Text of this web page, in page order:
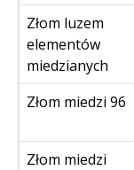
Złom luzem
elementów
miedzianych
Złom miedzi 96
Złom miedzi